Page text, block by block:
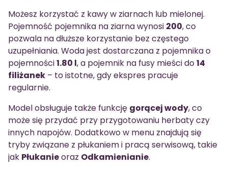
Możesz korzystać z kawy w ziarnach lub mielonej.
Pojemność pojemnika na ziarna wynosi 200, co
pozwala na dłuższe korzystanie bez częstego
uzupełniania. Woda jest dostarczana z pojemnika o
pojemności1.80 l, a pojemnik na fusy mieści do14
filiżanek – to istotne, gdy ekspres pracuje
regularnie.
Model obsługuje także funkcję gorącej wody, co
może się przydać przy przygotowaniu herbaty czy
innych napojów. Dodatkowo w menu znajdują się
tryby związane z płukaniem i pracą serwisową, takie
jak Płukanieoraz Odkamienianie.